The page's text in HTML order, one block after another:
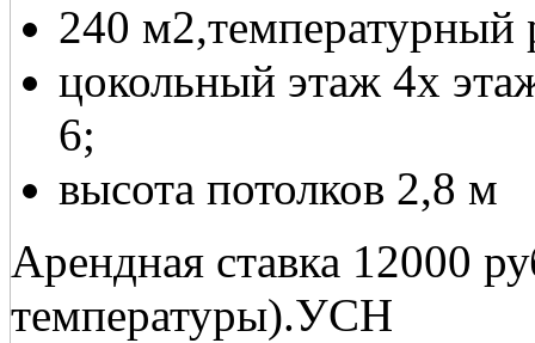
240
цокольный этаж 4х
6;
высота потолков 2,8 м
Арендная ставка 12000
температуры).УСН